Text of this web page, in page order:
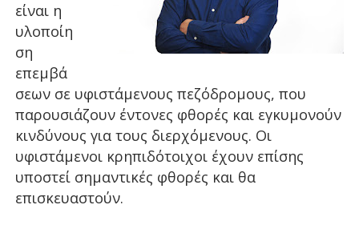
είναι η
υλοποίη
ση
επεμβά
σεων σε υφιστάμενους πεζόδρομους, που
παρουσιάζουν έντονες φθορές και εγκυμονούν
κινδύνους για τους διερχόμενους. Οι
υφιστάμενοι κρηπιδότοιχοι έχουν επίσης
υποστεί σημαντικές φθορές και θα
επισκευαστούν.